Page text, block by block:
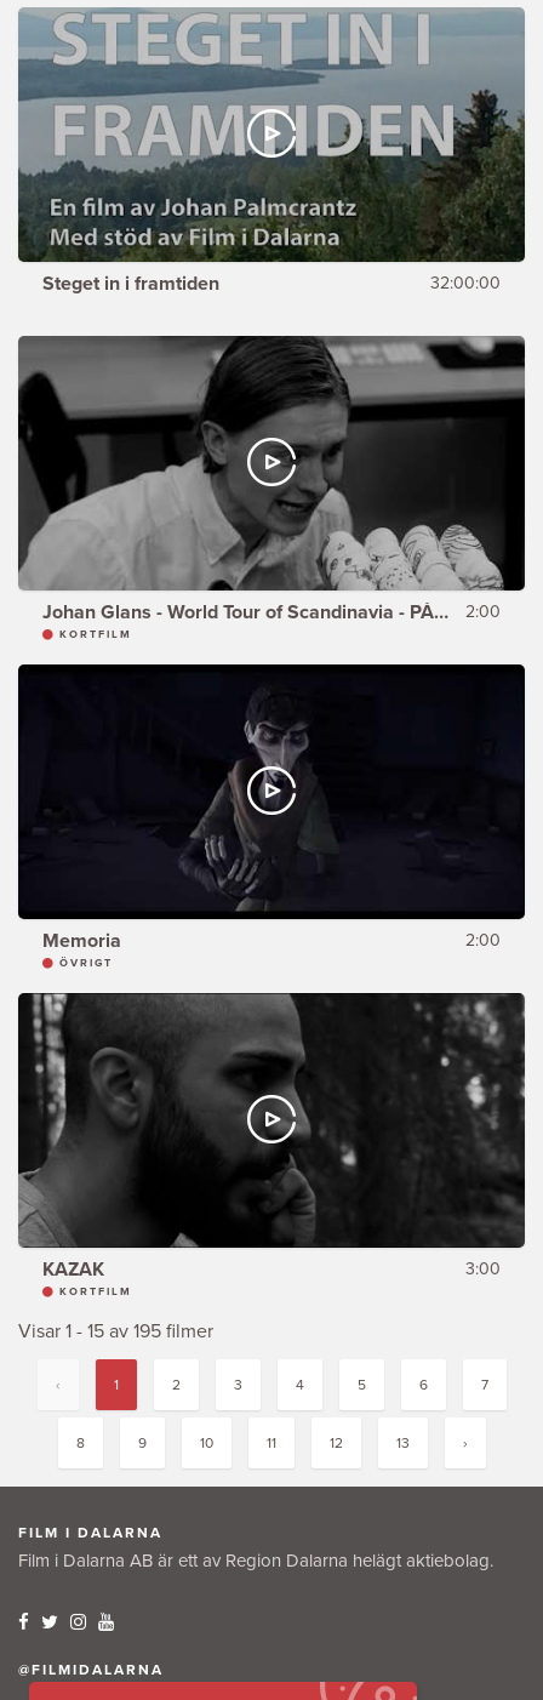
Steget in i framtiden 32:00:00
Johan Glans - World Tour of Scandinavia - PÅSKEN 2:00
KORTFILM
Memoria 2:00
ÖVRIGT
KAZAK 3:00
KORTFILM
Visar 1 - 15 av 195 filmer
‹ 1 2 3 4 5 6 7
8 9 10 11 12 13 ›
FILM I DALARNA
Film i Dalarna AB är ett av Region Dalarna helägt aktiebolag.
@FILMIDALARNA